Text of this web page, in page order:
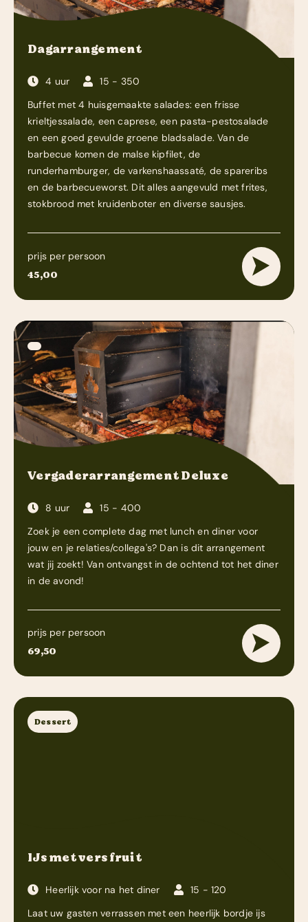
Dagarrangement
4 uur
15 - 350
Buffet met 4 huisgemaakte salades: een frisse
krieltjessalade, een caprese, een pasta-pestosalade
en een goed gevulde groene bladsalade. Van de
barbecue komen de malse kipfilet, de
runderhamburger, de varkenshaassaté, de spareribs
en de barbecueworst. Dit alles aangevuld met frites,
stokbrood met kruidenboter en diverse sausjes.
prijs per persoon
45,00
Vergaderarrangement Deluxe
8 uur
15 - 400
Zoek je een complete dag met lunch en diner voor
jouw en je relaties/collega's? Dan is dit arrangement
wat jij zoekt! Van ontvangst in de ochtend tot het diner
in de avond!
prijs per persoon
69,50
Dessert
IJs met vers fruit
Heerlijk voor na het diner
15 - 120
Laat uw gasten verrassen met een heerlijk bordje ijs